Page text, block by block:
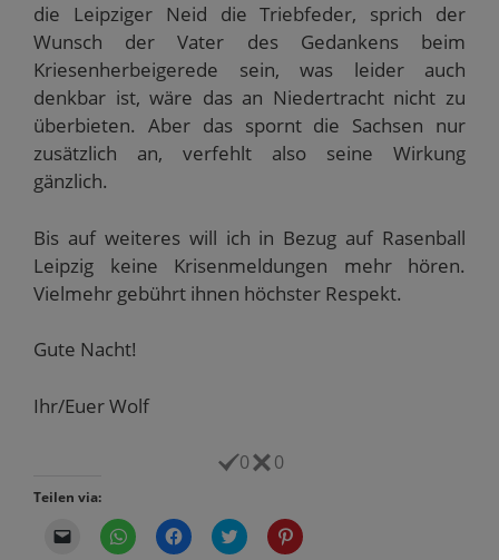
die Leipziger Neid die Triebfeder, sprich der
Wunsch der Vater des Gedankens beim
Kriesenherbeigerede sein, was leider auch
denkbar ist, wäre das an Niedertracht nicht zu
überbieten. Aber das spornt die Sachsen nur
zusätzlich an, verfehlt also seine Wirkung
gänzlich.
Bis auf weiteres will ich in Bezug auf Rasenball
Leipzig keine Krisenmeldungen mehr hören.
Vielmehr gebührt ihnen höchster Respekt.
Gute Nacht!
Ihr/Euer Wolf
0 0
Teilen via:
K
l
K
l
K
l
K
l